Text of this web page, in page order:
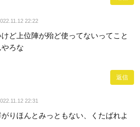
22:22
ど上位陣が殆ど使ってないってこと
ろな
返信
22:31
りほんとみっともない、くたばれよ